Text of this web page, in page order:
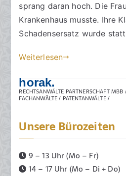
a
n
w
l
e
n
t
l
c
t
a
2
J
u
e
zu
Bellen
Gartenzaun
sprang daran hoch. Die
Krankenhaus musste. Ihre
Schadensersatz wurde
Weiterlesen
horak.
RECHTSANWÄLTE PARTNERSCHAFT MBB
FACHANWÄLTE / PATENTANWÄLTE /
Unsere Bürozeiten
9 – 13 Uhr (Mo – Fr)
14 – 17 Uhr (Mo – Di + Do)